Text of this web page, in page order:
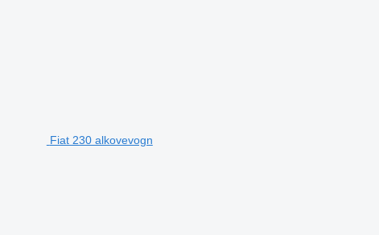
Fiat 230 alkovevogn